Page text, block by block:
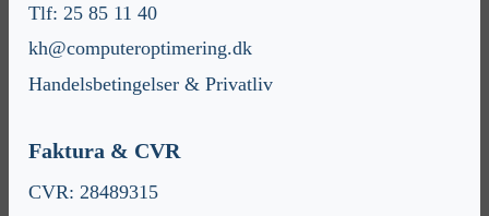
Tlf: 25 85 11 40
kh@computeroptimering.dk
Handelsbetingelser & Privatliv
Faktura & CVR
CVR: 28489315